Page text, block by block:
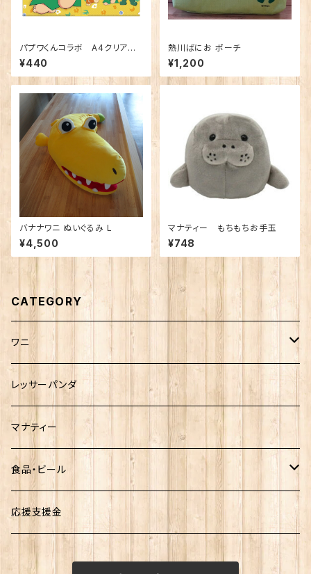
パプワくんコラボ A4クリアファ
イル
¥440
熱川ばにお ポーチ
¥1,200
バナナワニ ぬいぐるみ L
¥4,500
マナティー もちもちお手玉
¥748
CATEGORY
ワニ
熱川ばにお
雨宮ひかるさんグッズ
レッサーパンダ
マナティー
食品・ビール
お菓子
ビール
応援支援金